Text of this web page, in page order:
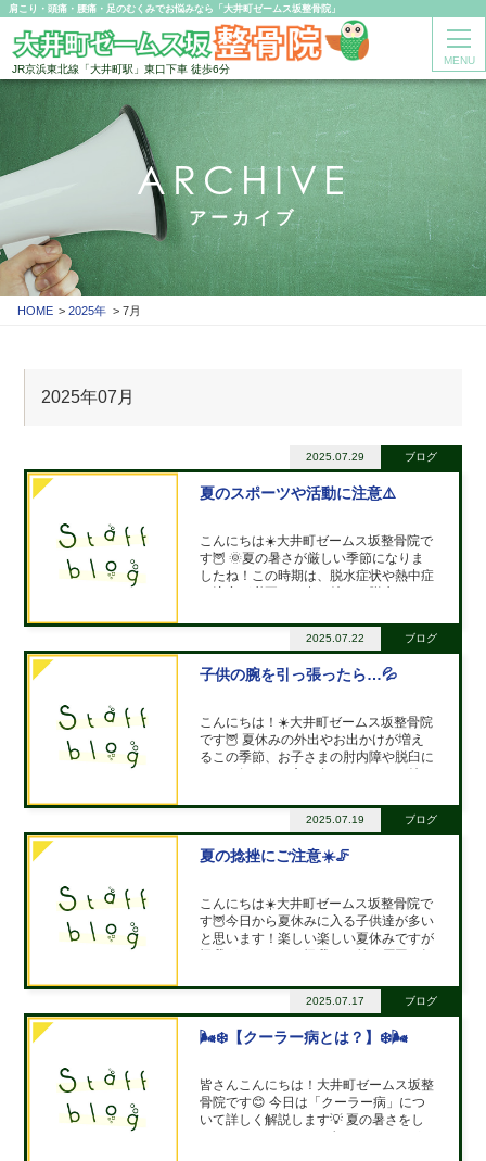
肩こり・頭痛・腰痛・足のむくみでお悩みなら「大井町ゼームス坂整骨院」
JR京浜東北線「大井町駅」東口下車 徒歩6分
MENU
ARCHIVE
アーカイブ
HOME 2025年 7月
2025年07月
2025.07.29 ブログ
夏のスポーツや活動に注意⚠️
こんにちは☀️大井町ゼームス坂整骨院で
す🦉 🌞夏の暑さが厳しい季節になりま
したね！この時期は、脱水症状や熱中症
め、正しいケアが大切です💪。 🔹【脱
水と筋肉の関係】暑さで汗をかくと、体
内の水分とミネラル（ナトリウム、
2025.07.22 ブログ
子供の腕を引っ張ったら…💦
こんにちは！☀️大井町ゼームス坂整骨院
です🦉 夏休みの外出やお出かけが増え
るこの季節、お子さまの肘内障や脱臼に
痛めたりすることがあります。この記事
では、肘内障と脱臼の発生原因、見分け
方、対処法について詳しく解説します！
📝
2025.07.19 ブログ
夏の捻挫にご注意☀️🦵
こんにちは☀️大井町ゼームス坂整骨院で
す🦉今日から夏休みに入る子供達が多い
と思います！楽しい楽しい夏休みですが
【夏の足関節捻挫の原因と対策】🌞 夏
は海や山、スポーツなどアウトドアの楽
しみがいっぱい！しかし、楽しい
2025.07.17 ブログ
🌬️❄️【クーラー病とは？】❄️🌬️
皆さんこんにちは！大井町ゼームス坂整
骨院です😊 今日は「クーラー病」につ
いて詳しく解説します💡 夏の暑さをし